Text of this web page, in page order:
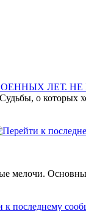
ЛЕТ.
о которых